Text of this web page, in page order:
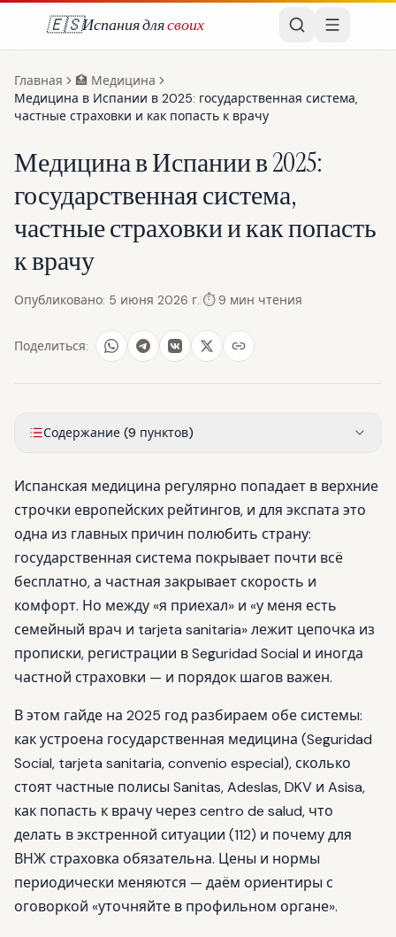
🇪🇸Испания длясвоих
Главная 🏥 Медицина
Медицина в Испании в 2025: государственная система,
частные страховки и как попасть к врачу
Медицина в Испании в 2025:
государственная система,
частные страховки и как попасть
к врачу
Опубликовано: 5 июня 2026 г. ⏱ 9 мин чтения
Поделиться:
Содержание (9 пунктов)
Испанская медицина регулярно попадает в верхние
строчки европейских рейтингов, и для экспата это
одна из главных причин полюбить страну:
государственная система покрывает почти всё
бесплатно, а частная закрывает скорость и
комфорт. Но между «я приехал» и «у меня есть
семейный врач и tarjeta sanitaria» лежит цепочка из
прописки, регистрации в Seguridad Social и иногда
частной страховки — и порядок шагов важен.
В этом гайде на 2025 год разбираем обе системы:
как устроена государственная медицина (Seguridad
Social, tarjeta sanitaria, convenio especial), сколько
стоят частные полисы Sanitas, Adeslas, DKV и Asisa,
как попасть к врачу через centro de salud, что
делать в экстренной ситуации (112) и почему для
ВНЖ страховка обязательна. Цены и нормы
периодически меняются — даём ориентиры с
оговоркой «уточняйте в профильном органе».